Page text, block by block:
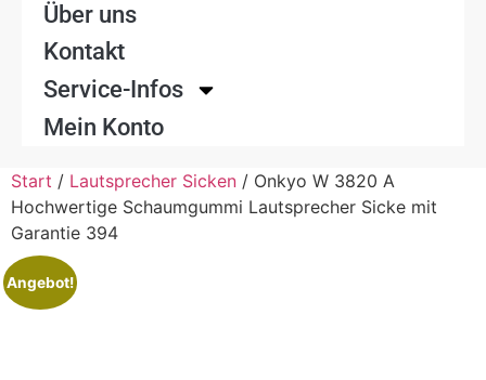
Über uns
Kontakt
Service-Infos
Mein Konto
Start / Lautsprecher Sicken / Onkyo W 3820 A
Hochwertige Schaumgummi Lautsprecher Sicke mit
Garantie 394
Angebot!